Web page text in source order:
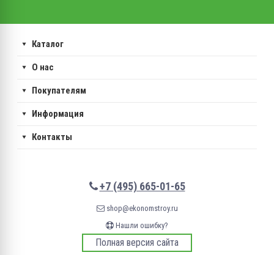
Каталог
О нас
Покупателям
Информация
Контакты
+7 (495) 665-01-65
shop@ekonomstroy.ru
Нашли ошибку?
Полная версия сайта